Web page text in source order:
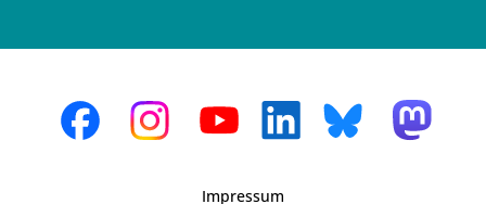
Impressum